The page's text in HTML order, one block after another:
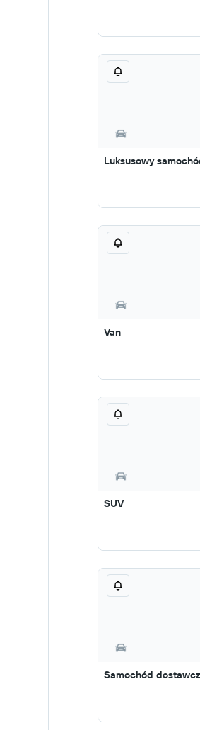
Luksusowy
Van
SUV
Samochód